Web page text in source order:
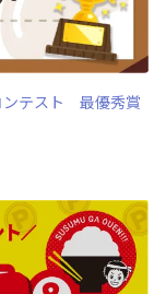
ンテスト 最優秀賞